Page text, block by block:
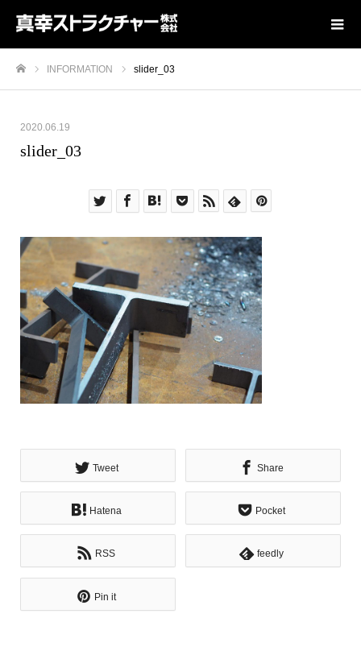
INFORMATION slider_03
2020.06.19
slider_03
Tweet Share
Hatena Pocket
RSS feedly
Pin it